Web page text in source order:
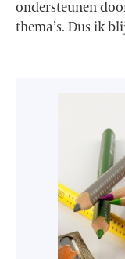
ondersteunen
thema’s. Dus ik